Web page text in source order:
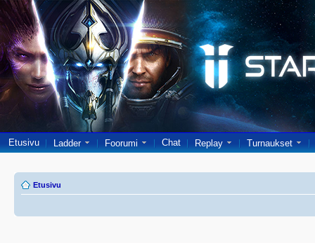
Etusivu Ladder Foorumi Chat Replay Turnaukset
Etusivu